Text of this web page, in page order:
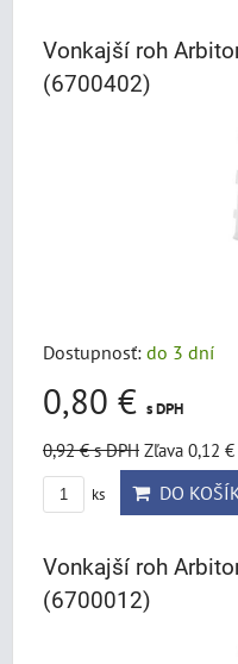
Vonkajší roh
(6700402)
Dostupnosť: do 3 dní
0,80 € s DPH
0,92 €s DPH Zľava 0,12 €
ks DO
Vonkajší roh
(6700012)